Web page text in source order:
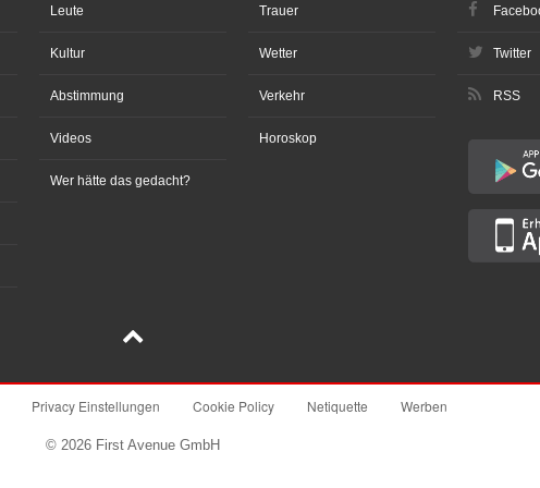
Leute
Kultur
Abstimmung
Videos
Wer hätte das gedacht?
Trauer
Wetter
Verkehr
Horoskop
Twitter
RSS
Privacy Einstellungen Cookie Policy Netiquette Werben
© 2026 First Avenue GmbH